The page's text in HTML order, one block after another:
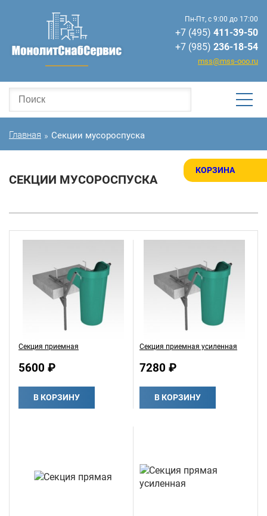
КОРЗИНА
Пн-Пт, с 9:00 до 17:00
+7 (495) 411-39-50
+7 (985) 236-18-54
mss@mss-ooo.ru
Главная » Секции мусороспуска
СЕКЦИИ МУСОРОСПУСКА
Секция приемная
5600 ₽
В КОРЗИНУ
Секция приемная усиленная
7280 ₽
В КОРЗИНУ